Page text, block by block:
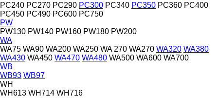
PC240 PC270 PC290 PC300 PC340 PC350 PC360 PC400
PC450 PC490 PC600 PC750
PW
PW130 PW140 PW160 PW180 PW200
WA
WA75 WA90 WA200 WA250 WA 270 WA270 WA320 WA380
WA430 WA450 WA470 WA480 WA500 WA600 WA700
WB
WB93 WB97
WH
WH613 WH714 WH716